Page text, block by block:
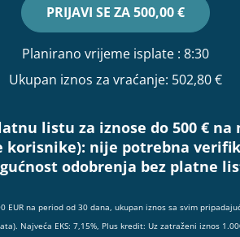
PRIJAVI SE ZA500,00 €
Planirano vrijeme isplate : 8:30
Ukupan iznos za vraćanje: 502,80 €
listu za iznose do 500 € na
korisnike): nije potrebna
odobrenja bez platne
EUR na period od 30 dana, ukupan iznos sa svim
Najveća EKS: 7,15%, Plus kredit: Uz zatraženi iznos